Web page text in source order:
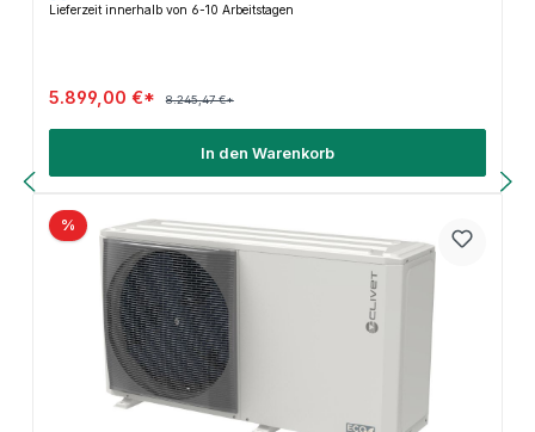
Lieferzeit innerhalb von 6-10 Arbeitstagen
5.899,00 €* 8.245,47 €*
In den Warenkorb
%